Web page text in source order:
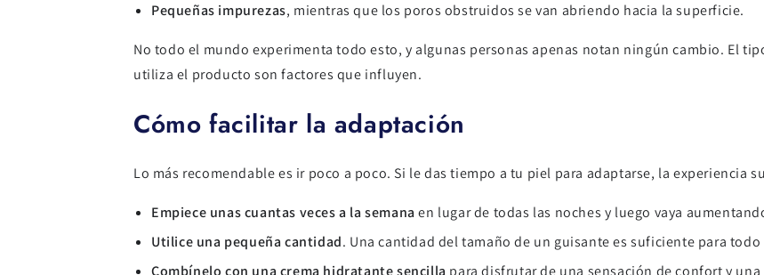
Pequeñas impurezas, mientras que los poros obstruidos se van abriendo hacia la superficie.
No todo el mundo experimenta todo esto, y algunas personas apenas notan ningún cambio. El
utiliza el producto son factores que influyen.
Cómo facilitar la adaptación
Lo más recomendable es ir poco a poco. Si le das tiempo a tu piel para adaptarse, la experiencia
Empiece unas cuantas veces a la semana en lugar de todas las noches y luego vaya
Utilice una pequeña cantidad. Una cantidad del tamaño de un guisante es suficiente para
Combínelo con una crema hidratante sencilla para disfrutar de una sensación de confort y